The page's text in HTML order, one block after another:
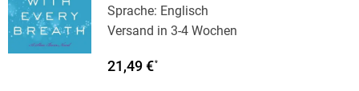
Sprache: Englisch
Versand in 3-4 Wochen
21,49 €*